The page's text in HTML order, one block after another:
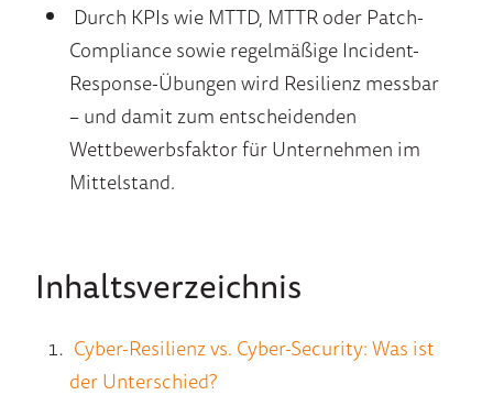
Durch KPIs wie MTTD, MTTR oder Patch-
Compliance sowie regelmäßige Incident-
Response-Übungen wird Resilienz messbar
– und damit zum entscheidenden
Wettbewerbsfaktor für Unternehmen im
Mittelstand.
Inhaltsverzeichnis
Cyber-Resilienz vs. Cyber-Security: Was ist
der Unterschied?